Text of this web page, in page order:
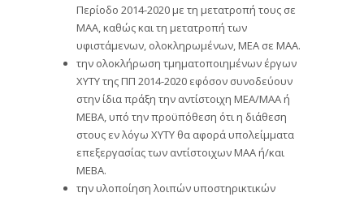
Περίοδο 2014-2020 με τη μετατροπή τους σε
ΜΑΑ, καθώς και τη μετατροπή των
υφιστάμενων, ολοκληρωμένων, ΜΕΑ σε ΜΑΑ.
την ολοκλήρωση τμηματοποιημένων έργων
ΧΥΤΥ της ΠΠ 2014-2020 εφόσον συνοδεύουν
στην ίδια πράξη την αντίστοιχη ΜΕΑ/ΜΑΑ ή
ΜΕΒΑ, υπό την προϋπόθεση ότι η διάθεση
στους εν λόγω ΧΥΤΥ θα αφορά υπολείμματα
επεξεργασίας των αντίστοιχων ΜΑΑ ή/και
ΜΕΒΑ.
την υλοποίηση λοιπών υποστηρικτικών